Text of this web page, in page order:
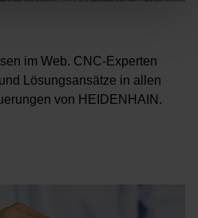
im Web. CNC-Experten
Lösungsansätze in allen
von HEIDENHAIN.